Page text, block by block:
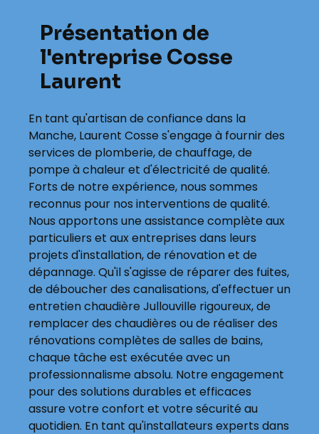
Présentation de
l'entreprise Cosse
Laurent
En tant qu'artisan de confiance dans la
Manche, Laurent Cosse s'engage à fournir des
services de plomberie, de chauffage, de
pompe à chaleur et d'électricité de qualité.
Forts de notre expérience, nous sommes
reconnus pour nos interventions de qualité.
Nous apportons une assistance complète aux
particuliers et aux entreprises dans leurs
projets d'installation, de rénovation et de
dépannage. Qu'il s'agisse de réparer des fuites,
de déboucher des canalisations, d'effectuer un
entretien chaudière Jullouville rigoureux, de
remplacer des chaudières ou de réaliser des
rénovations complètes de salles de bains,
chaque tâche est exécutée avec un
professionnalisme absolu. Notre engagement
pour des solutions durables et efficaces
assure votre confort et votre sécurité au
quotidien. En tant qu'installateurs experts dans